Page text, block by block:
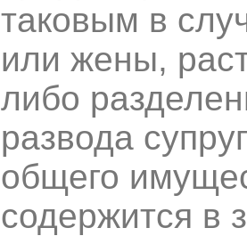
таковым в
или жены,
либо
развода
общего
содержится в